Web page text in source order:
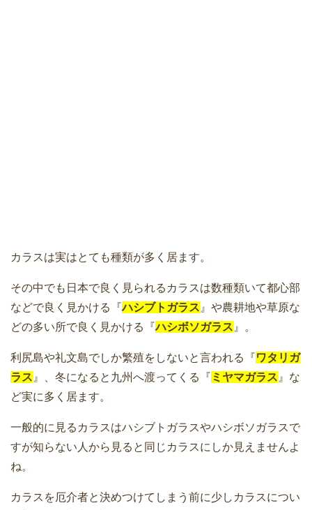
カラスは実はとても種類が多く居ます。
その中でも日本で良く見られるカラスは数種類いて都心部
などで良く見かける『ハシブトガラス 』や農耕地や草原な
どの多い所で良く見かける『ハシボソガラス 』。
利尻島や礼文島でしか繁殖をしないと言われる『ワタリガ
ラス 』、冬になると九州へ渡ってくる『 ミヤマガラス 』な
ど実に多く居ます。
一般的に見るカラスはハシブトガラスやハシボソガラスで
すが知らない人から見ると同じカラスにしか見えませんよ
ね。
カラスを厄介者と決めつけてしまう前に少しカラスについ